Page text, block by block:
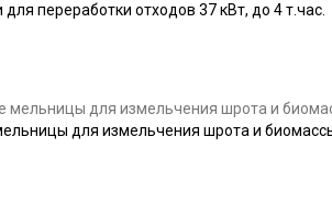
переработки отходов 37 кВт, до 4 т.час.
для измельчения шрота и биомассы